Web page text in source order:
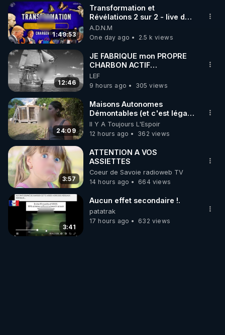
▶ 30 jours gratuit sur l’application de méditation et
de bien-être ENVOL :
Rendez-vous sur https://www.envol.app/code
le code : REGENERE
1:49:53
Transformation et
Révélations 2 sur 2 - live du
07/08/26
A.D.N.M
One day ago
2.5 k views
12:46
JE FABRIQUE mon PROPRE
CHARBON ACTIF
GRATUITEMENT pour
Purifier mon EAU
LEF
9 hours ago
305 views
24:09
Maisons Autonomes
Démontables (et c'est légal).
Visite éco village en
Bretagne
Il Y A Toujours L'Espoir
12 hours ago
362 views
3:57
ATTENTION A VOS
ASSIETTES
Coeur de Savoie radioweb TV
14 hours ago
664 views
3:41
Aucun effet secondaire !.
patatrak
17 hours ago
632 views